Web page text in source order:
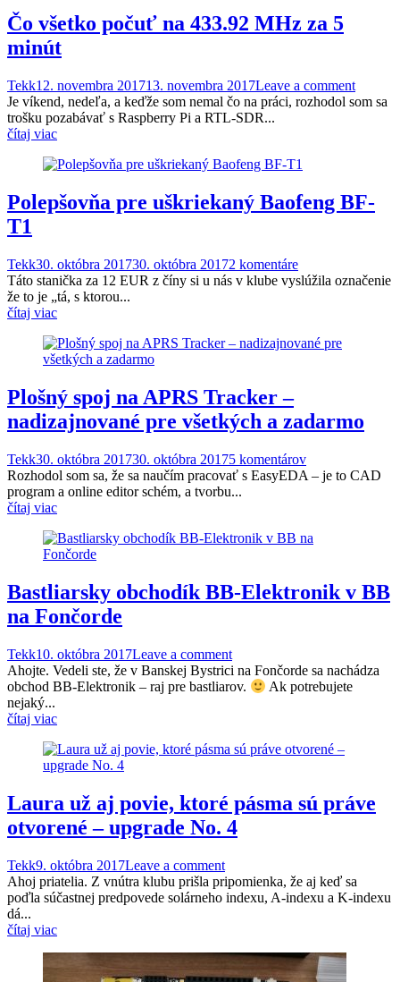
Čo všetko počuť na 433.92 MHz za 5
minút
Tekk12. novembra 201713. novembra 2017Leave a comment
Je víkend, nedeľa, a keďže som nemal čo na práci, rozhodol som sa
trošku pozabávať s Raspberry Pi a RTL-SDR...
čítaj viac
Polepšovňa pre uškriekaný Baofeng BF-
T1
Tekk30. októbra 201730. októbra 20172 komentáre
Táto stanička za 12 EUR z číny si u nás v klube vyslúžila označenie
že to je „tá, s ktorou...
čítaj viac
Plošný spoj na APRS Tracker –
nadizajnované pre všetkých a zadarmo
Tekk30. októbra 201730. októbra 20175 komentárov
Rozhodol som sa, že sa naučím pracovať s EasyEDA – je to CAD
program a online editor schém, a tvorbu...
čítaj viac
Bastliarsky obchodík BB-Elektronik v BB
na Fončorde
Tekk10. októbra 2017Leave a comment
Ahojte. Vedeli ste, že v Banskej Bystrici na Fončorde sa nachádza
obchod BB-Elektronik – raj pre bastliarov.
Ak potrebujete
nejaký...
čítaj viac
Laura už aj povie, ktoré pásma sú práve
otvorené – upgrade No. 4
Tekk9. októbra 2017Leave a comment
Ahoj priatelia. Z vnútra klubu prišla pripomienka, že aj keď sa
poďla súčastnej predpovede solárneho indexu, A-indexu a K-indexu
dá...
čítaj viac